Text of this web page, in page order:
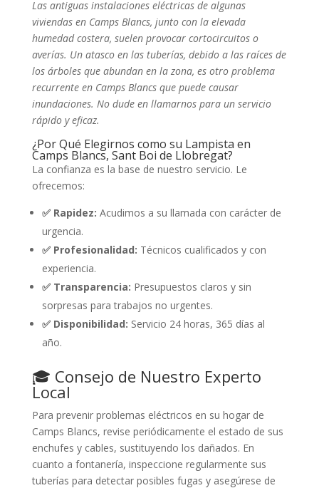
Las antiguas instalaciones eléctricas de algunas
viviendas en Camps Blancs, junto con la elevada
humedad costera, suelen provocar cortocircuitos o
averías. Un atasco en las tuberías, debido a las raíces de
los árboles que abundan en la zona, es otro problema
recurrente en Camps Blancs que puede causar
inundaciones. No dude en llamarnos para un servicio
rápido y eficaz.
¿Por Qué Elegirnos como su Lampista en
Camps Blancs, Sant Boi de Llobregat?
La confianza es la base de nuestro servicio. Le
ofrecemos:
✅ Rapidez: Acudimos a su llamada con carácter de
urgencia.
✅ Profesionalidad: Técnicos cualificados y con
experiencia.
✅ Transparencia: Presupuestos claros y sin
sorpresas para trabajos no urgentes.
✅ Disponibilidad: Servicio 24 horas, 365 días al
año.
🎓 Consejo de Nuestro Experto
Local
Para prevenir problemas eléctricos en su hogar de
Camps Blancs, revise periódicamente el estado de sus
enchufes y cables, sustituyendo los dañados. En
cuanto a fontanería, inspeccione regularmente sus
tuberías para detectar posibles fugas y asegúrese de